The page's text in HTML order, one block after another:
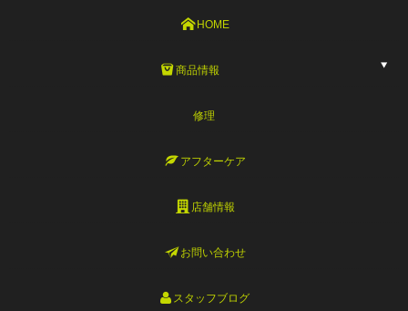
HOME
商品情報
修理
アフターケア
店舗情報
お問い合わせ
スタッフブログ